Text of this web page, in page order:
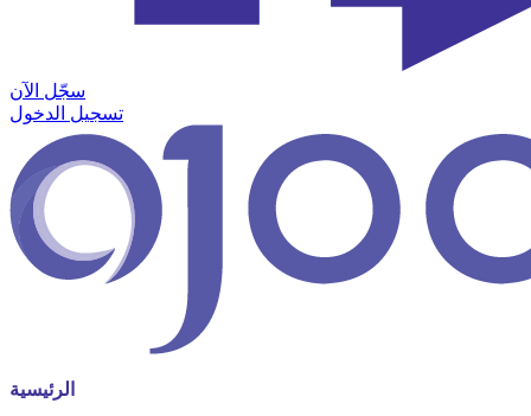
سجّل الآن
تسجيل الدخول
الرئيسية